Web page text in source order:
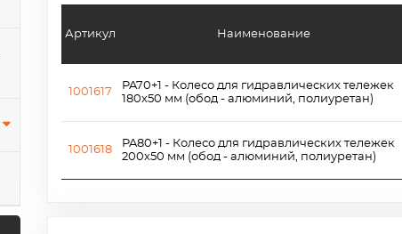
Артикул
1001617
1001618
Наименование
PA70+1 - Колесо для гидравлических тележек
180х50 мм (обод - алюминий, полиуретан)
PA80+1 - Колесо для гидравлических тележек
200х50 мм (обод - алюминий, полиуретан)